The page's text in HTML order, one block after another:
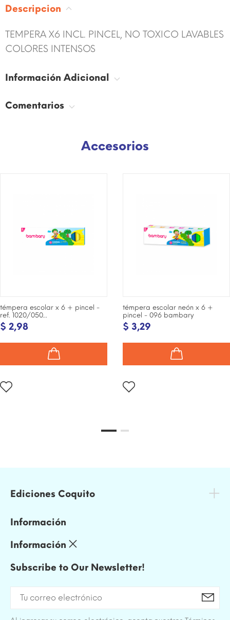
Descripcion
TEMPERA X6 INCL. PINCEL, NO TOXICO LAVABLES
COLORES INTENSOS
Información Adicional
Comentarios
Accesorios
témpera escolar x 6 + pincel -
ref. 1020/050...
$ 2,98
témpera escolar neón x 6 +
pincel - 096 bambary
$ 3,29
Ediciones Coquito
Información
Información
Subscribe to Our Newsletter!